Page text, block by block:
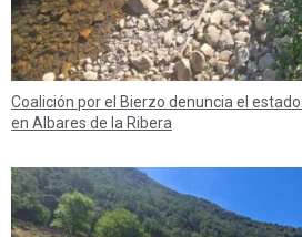
Coalición por el Bierzo denuncia el
en Albares de la Ribera